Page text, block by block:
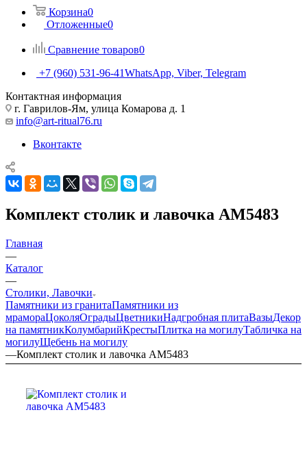
Корзина0
Отложенные0
Сравнение товаров0
+7 (960) 531-96-41WhatsApp, Viber, Telegram
Контактная информация
г. Гаврилов-Ям, улица Комарова д. 1
info@art-ritual76.ru
Вконтакте
Комплект столик и лавочка AM5483
Главная
—
Каталог
—
Столики, Лавочки
Памятники из гранитаПамятники из
мрамораЦоколяОградыЦветникиНадгробная плитаВазыДекор
на памятникКолумбарийКрестыПлитка на могилуТабличка на
могилуЩебень на могилу
—Комплект столик и лавочка AM5483